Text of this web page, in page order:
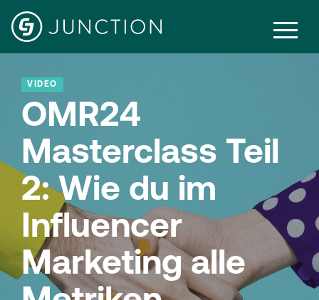
VIDEO
OMR24
Masterclass Teil
2: Wie du im
Influencer
Marketing alle